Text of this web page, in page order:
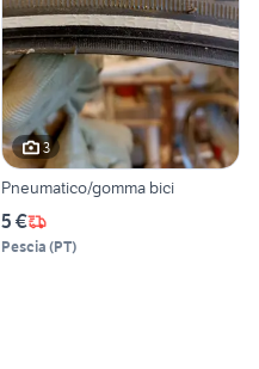
3
Pneumatico/gomma bici
5 €
Pescia (PT)